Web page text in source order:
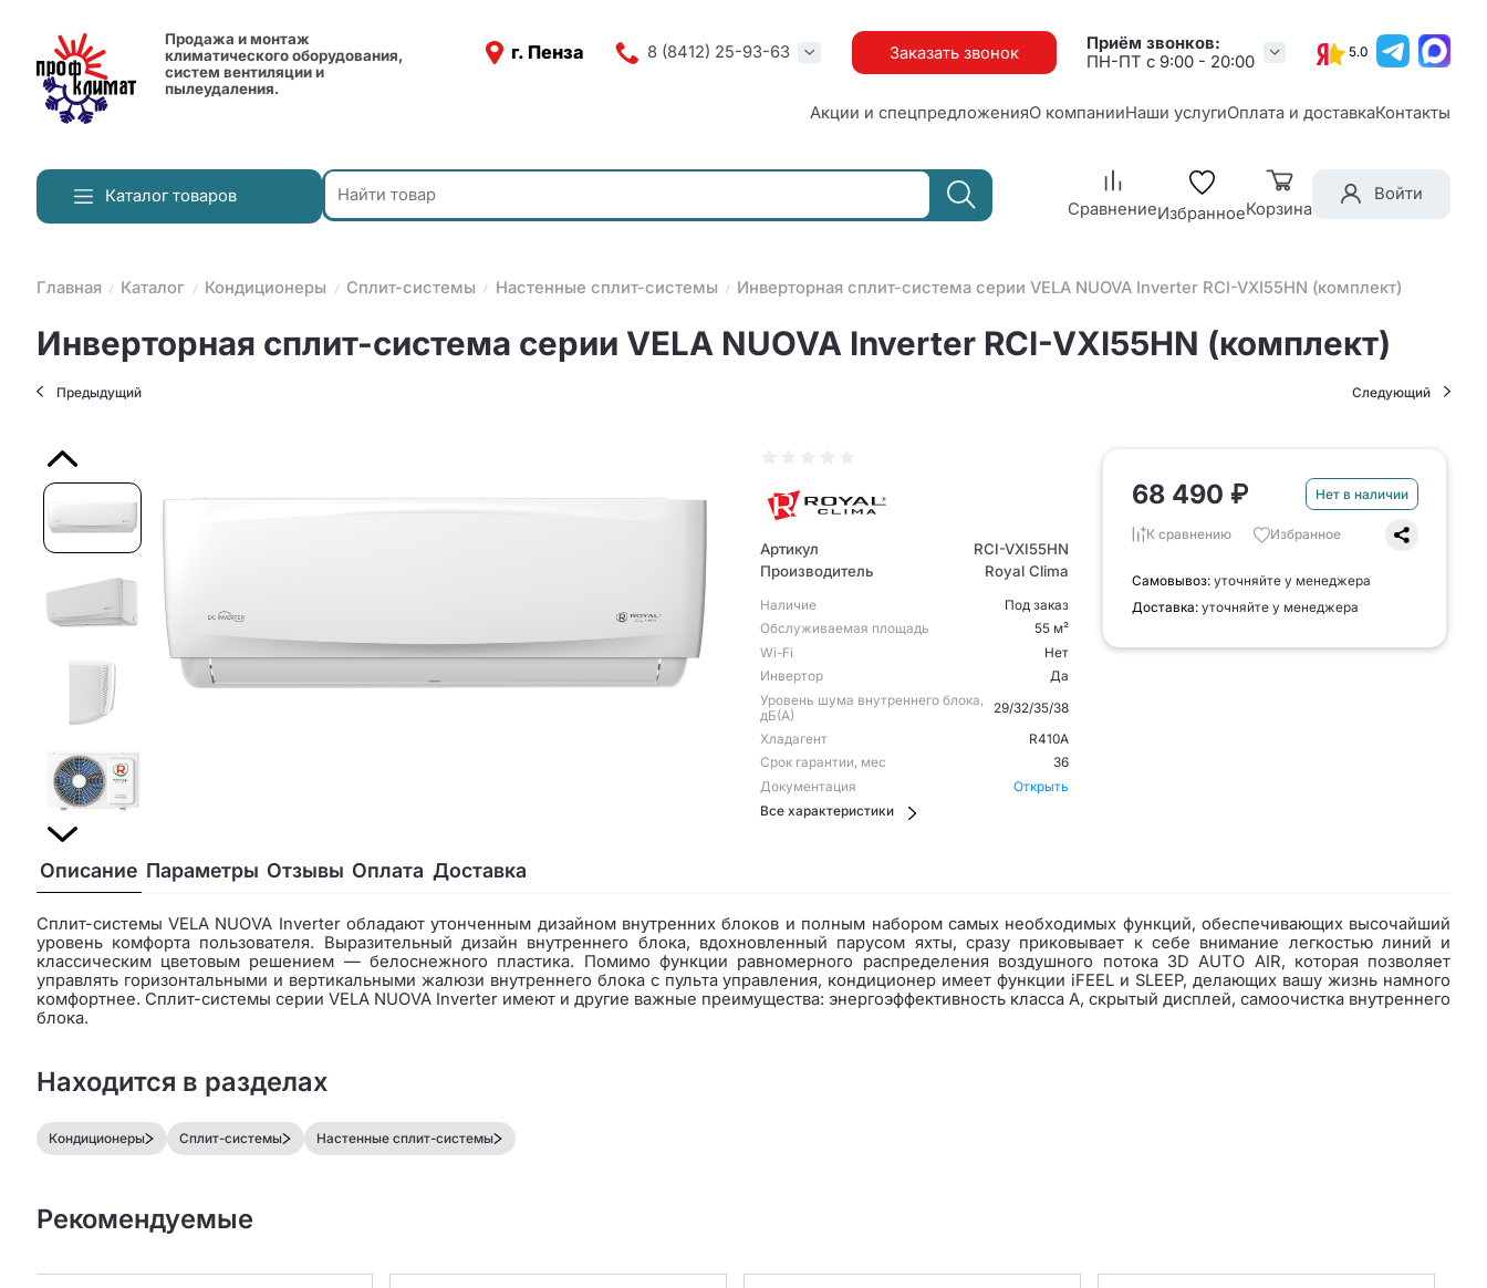
Продажа и монтаж
климатического оборудования,
систем вентиляции и
пылеудаления.
г. Пенза 8 (8412) 25-93-63 Заказать звонок
Приём звонков:
ПН-ПТ с 9:00 - 20:00
5.0
Акции и спецпредложенияО компанииНаши услугиОплата и доставкаКонтакты
Каталог товаров
СравнениеИзбранноеКорзина
Войти
Главная Каталог Кондиционеры Сплит-системы Настенные сплит-системы Инверторная сплит-система серии VELA NUOVA Inverter RCI-VXI55HN (комплект)
Инверторная сплит-система серии VELA NUOVA Inverter RCI-VXI55HN (комплект)
Предыдущий Следующий
Артикул
RCI-VXI55HN
Производитель
Royal Clima
Наличие
Под заказ
Обслуживаемая площадь
55 м²
Wi-Fi
Нет
Инвертор
Да
Уровень шума внутреннего блока,
дБ(А)
29/32/35/38
Хладагент
R410A
Срок гарантии, мес
36
Документация
Открыть
Все характеристики
68 490 ₽ Нет в наличии
К сравнению Избранное
Самовывоз: уточняйте у менеджера
Доставка: уточняйте у менеджера
Описание Параметры Отзывы Оплата Доставка
Сплит-системы VELA NUOVA Inverter обладают утонченным дизайном внутренних блоков и полным набором самых необходимых функций, обеспечивающих высочайший
уровень комфорта пользователя. Выразительный дизайн внутреннего блока, вдохновленный парусом яхты, сразу приковывает к себе внимание легкостью линий и
классическим цветовым решением — белоснежного пластика. Помимо функции равномерного распределения воздушного потока 3D AUTO AIR, которая позволяет
управлять горизонтальными и вертикальными жалюзи внутреннего блока с пульта управления, кондиционер имеет функции iFEEL и SLEEP, делающих вашу жизнь намного
комфортнее. Сплит-системы серии VELA NUOVA Inverter имеют и другие важные преимущества: энергоэффективность класса А, скрытый дисплей, самоочистка внутреннего
блока.
Находится в разделах
Кондиционеры Сплит-системы Настенные сплит-системы
Рекомендуемые